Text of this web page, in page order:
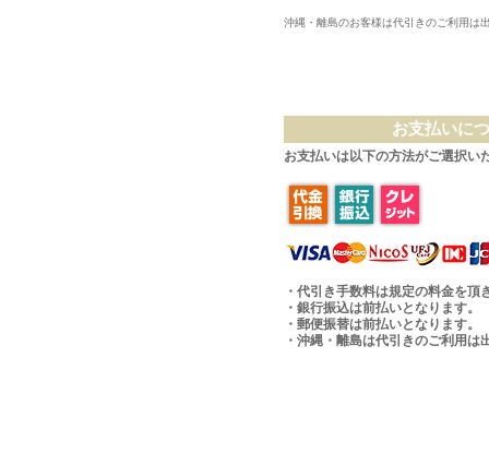
沖縄・離島のお客様は代引きのご利用は
お支払いに
お支払いは以下の方法がご選択い
・代引き手数料は規定の料金を頂
・銀行振込は前払いとなります。
・郵便振替は前払いとなります。
・沖縄・離島は代引きのご利用は